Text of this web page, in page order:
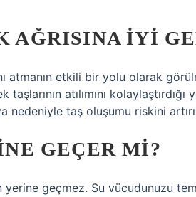
AĞRISINA IYI
atmanın etkili bir yolu olarak
atılımını
nedeniyle taş oluşumu riskini
GEÇER MI?
yerine geçmez. Su vücudunuzu